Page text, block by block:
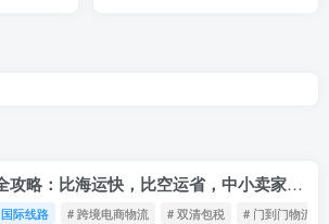
中欧班列拼箱LCL全攻略：比海运快，比空运省，中小卖家的物流新宠！
国际线路 # 跨境电商物流 # 双清包税 # 门到门物流